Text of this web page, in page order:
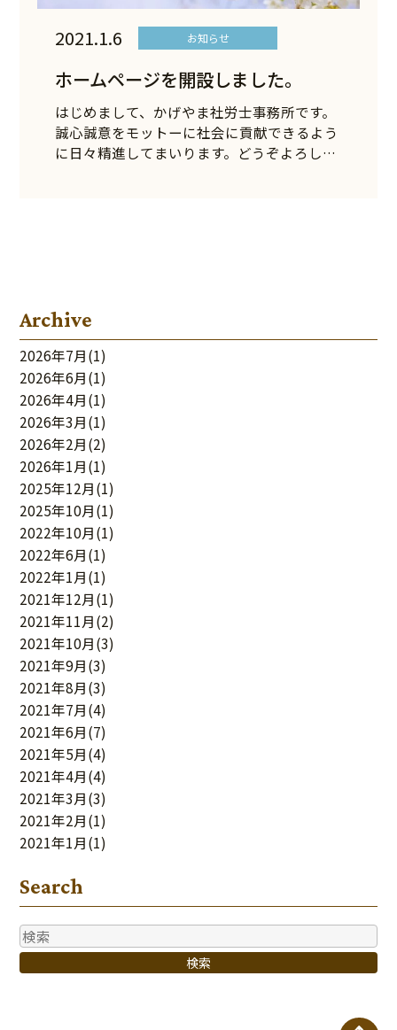
2021.1.6 お知らせ
ホームページを開設しました。
はじめまして、かげやま社労士事務所です。
誠心誠意をモットーに社会に貢献できるよう
に日々精進してまいります。どうぞよろし
Archive
2026年7月(1)
2026年6月(1)
2026年4月(1)
2026年3月(1)
2026年2月(2)
2026年1月(1)
2025年12月(1)
2025年10月(1)
2022年10月(1)
2022年6月(1)
2022年1月(1)
2021年12月(1)
2021年11月(2)
2021年10月(3)
2021年9月(3)
2021年8月(3)
2021年7月(4)
2021年6月(7)
2021年5月(4)
2021年4月(4)
2021年3月(3)
2021年2月(1)
2021年1月(1)
Search
検索